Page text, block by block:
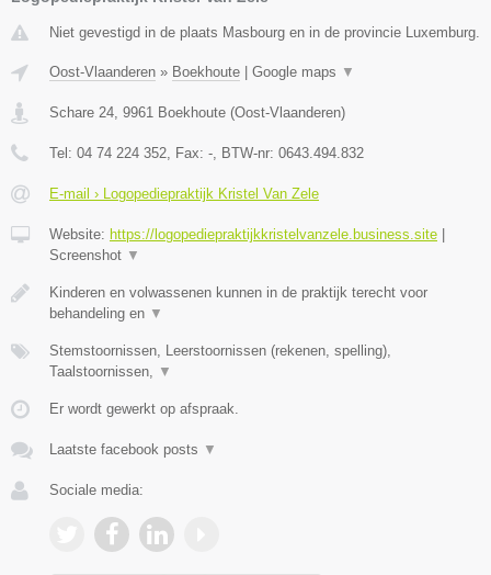
Niet gevestigd in de plaats Masbourg en in de provincie Luxemburg.
Oost-Vlaanderen » Boekhoute | Google maps ▼
Schare 24 9961 Boekhoute (Oost-Vlaanderen)
Tel: 04 74 224 352 , Fax: - , BTW-nr: 0643.494.832
E-mail › Logopediepraktijk Kristel Van Zele
Website: https://logopediepraktijkkristelvanzele.business.site |
Screenshot ▼
Kinderen en volwassenen kunnen in de praktijk terecht voor
behandeling en ▼
Stemstoornissen, Leerstoornissen (rekenen, spelling),
Taalstoornissen,
▼
Er wordt gewerkt op afspraak.
Laatste facebook posts ▼
Sociale media: